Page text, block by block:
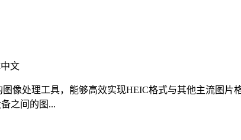
文
像处理工具，能够高效实现HEIC格式与其他主流图
之间的图...